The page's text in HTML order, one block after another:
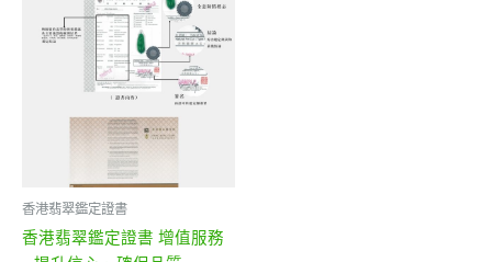
香港翡翠鑑定證書
香港翡翠鑑定證書 增值服務